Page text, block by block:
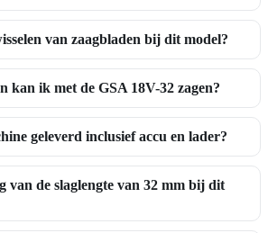
van zaagbladen bij dit model?
kan ik met de GSA 18V-32 zagen?
geleverd inclusief accu en lader?
van de slaglengte van 32 mm bij dit